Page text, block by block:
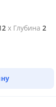
x Глубина 2